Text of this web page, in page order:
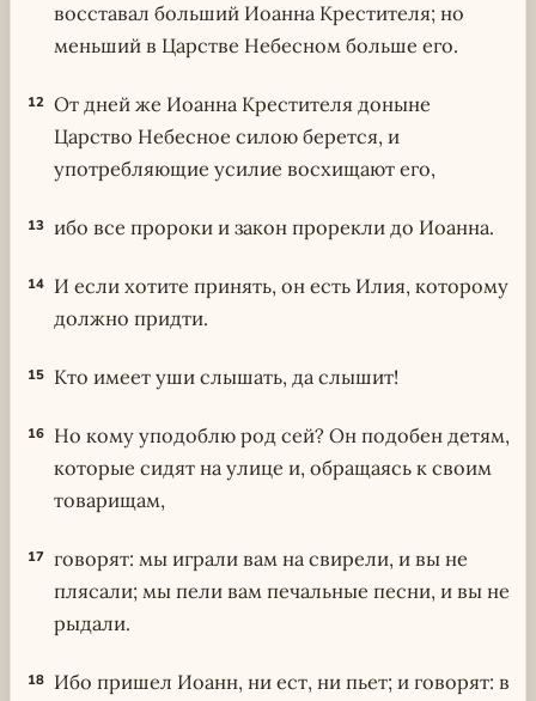
восставал больший Иоанна Крестителя; но
меньший в Царстве Небесном больше его.
12 От дней же Иоанна Крестителя доныне
Царство Небесное силою берется, и
употребляющие усилие восхищают его,
13 ибо все пророки и закон прорекли до Иоанна.
14 И если хотите принять, он есть Илия, которому
должно придти.
15 Кто имеет уши слышать, да слышит!
16 Но кому уподоблю род сей? Он подобен детям,
которые сидят на улице и, обращаясь к своим
товарищам,
17 говорят: мы играли вам на свирели, и вы не
плясали; мы пели вам печальные песни, и вы не
рыдали.
18 Ибо пришел Иоанн, ни ест, ни пьет; и говорят: в